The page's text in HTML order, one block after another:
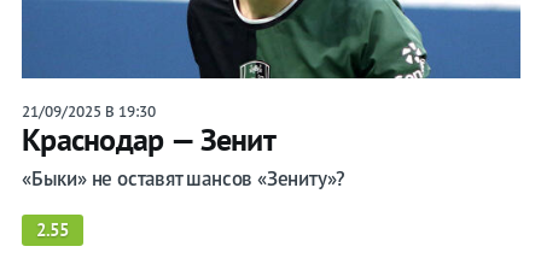
21/09/2025 В 19:30
Краснодар — Зенит
«Быки» не оставят шансов «Зениту»?
2.55